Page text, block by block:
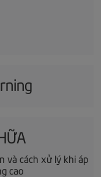
và cách xử lý khi áp
cao